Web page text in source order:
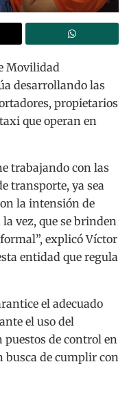
Movilidad
desarrollando las
propietarios
que operan en
trabajando con las
transporte, ya sea
la intensión de
vez, que se brinden
explicó Víctor
entidad que regula
el adecuado
el uso del
de control en
busca de cumplir con